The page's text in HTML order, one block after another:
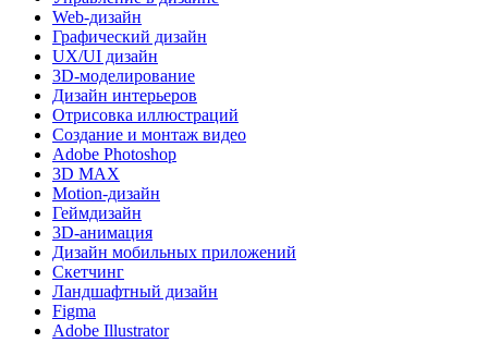
Web-дизайн
Графический дизайн
UX/UI дизайн
3D-моделирование
Дизайн интерьеров
Отрисовка иллюстраций
Создание и монтаж видео
Adobe Photoshop
3D MAX
Motion-дизайн
Геймдизайн
3D-анимация
Дизайн мобильных приложений
Скетчинг
Ландшафтный дизайн
Figma
Adobe Illustrator